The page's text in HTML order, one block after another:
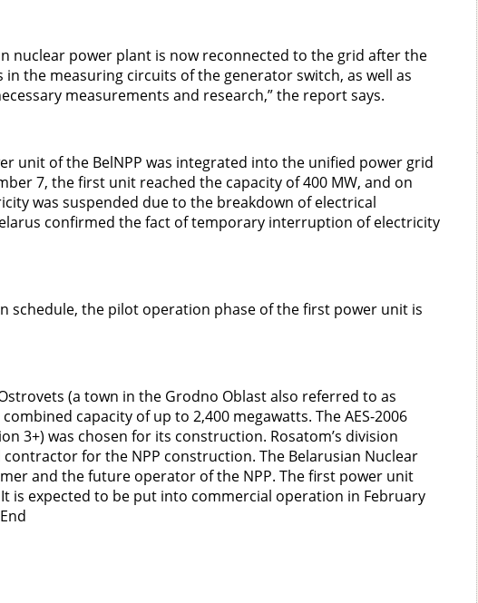
nuclear power plant is now reconnected to the grid after the
the measuring circuits of the generator switch, as well as
measurements and research,” the report says.
unit of the BelNPP was integrated into the unified power grid
7, the first unit reached the capacity of 400 MW, and on
was suspended due to the breakdown of electrical
confirmed the fact of temporary interruption of electricity
schedule, the pilot operation phase of the first power unit is
(a town in the Grodno Oblast also referred to as
capacity of up to 2,400 megawatts. The AES-2006
3+) was chosen for its construction. Rosatom’s division
for the NPP construction. The Belarusian Nuclear
and the future operator of the NPP. The first power unit
is expected to be put into commercial operation in February